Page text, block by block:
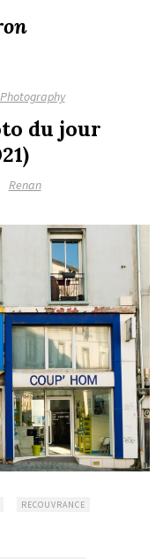
Photography
du jour
Renan
RECOUVRANCE